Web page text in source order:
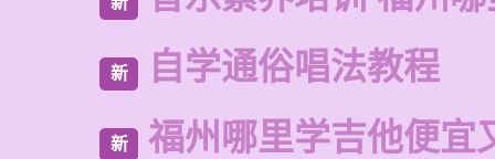
新 自学通俗唱法教程
新 福州哪里学吉他便宜